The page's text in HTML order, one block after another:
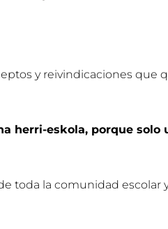
y reivindicaciones que
herri-eskola, porque solo
toda la comunidad escolar